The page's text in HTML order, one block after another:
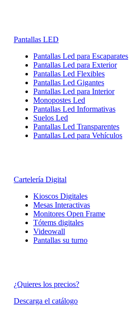
Pantallas LED
Pantallas Led para Escaparates
Pantallas Led para Exterior
Pantallas Led Flexibles
Pantallas Led Gigantes
Pantallas Led para Interior
Monopostes Led
Pantallas Led Informativas
Suelos Led
Pantallas Led Transparentes
Pantallas Led para Vehículos
Cartelería Digital
Kioscos Digitales
Mesas Interactivas
Monitores Open Frame
Tótems digitales
Videowall
Pantallas su turno
¿Quieres los precios?
Descarga el catálogo